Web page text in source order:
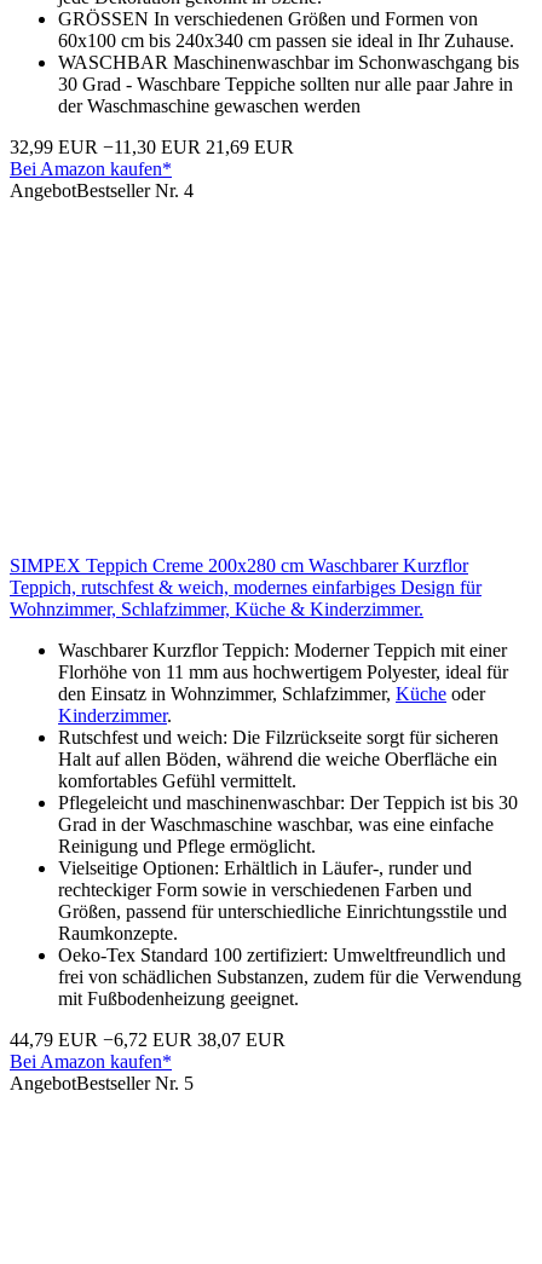
GRÖSSEN In verschiedenen Größen und Formen von
60x100 cm bis 240x340 cm passen sie ideal in Ihr Zuhause.
WASCHBAR Maschinenwaschbar im Schonwaschgang bis
30 Grad - Waschbare Teppiche sollten nur alle paar Jahre in
der Waschmaschine gewaschen werden
32,99 EUR −11,30 EUR 21,69 EUR
Bei Amazon kaufen*
AngebotBestseller Nr. 4
SIMPEX Teppich Creme 200x280 cm Waschbarer Kurzflor
Teppich, rutschfest & weich, modernes einfarbiges Design für
Wohnzimmer, Schlafzimmer, Küche & Kinderzimmer.
Waschbarer Kurzflor Teppich: Moderner Teppich mit einer
Florhöhe von 11 mm aus hochwertigem Polyester, ideal für
den Einsatz in Wohnzimmer, Schlafzimmer, Küche oder
Kinderzimmer.
Rutschfest und weich: Die Filzrückseite sorgt für sicheren
Halt auf allen Böden, während die weiche Oberfläche ein
komfortables Gefühl vermittelt.
Pflegeleicht und maschinenwaschbar: Der Teppich ist bis 30
Grad in der Waschmaschine waschbar, was eine einfache
Reinigung und Pflege ermöglicht.
Vielseitige Optionen: Erhältlich in Läufer-, runder und
rechteckiger Form sowie in verschiedenen Farben und
Größen, passend für unterschiedliche Einrichtungsstile und
Raumkonzepte.
Oeko-Tex Standard 100 zertifiziert: Umweltfreundlich und
frei von schädlichen Substanzen, zudem für die Verwendung
mit Fußbodenheizung geeignet.
44,79 EUR −6,72 EUR 38,07 EUR
Bei Amazon kaufen*
AngebotBestseller Nr. 5